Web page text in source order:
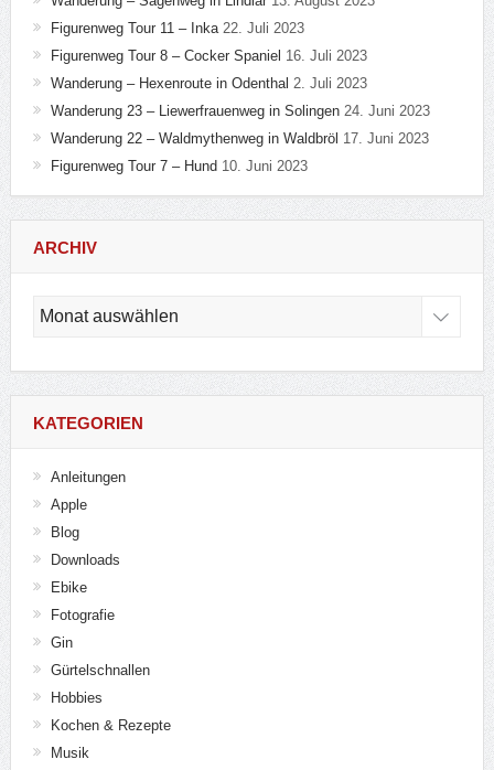
Figurenweg Tour 11 – Inka 22. Juli 2023
Figurenweg Tour 8 – Cocker Spaniel 16. Juli 2023
Wanderung – Hexenroute in Odenthal 2. Juli 2023
Wanderung 23 – Liewerfrauenweg in Solingen 24. Juni 2023
Wanderung 22 – Waldmythenweg in Waldbröl 17. Juni 2023
Figurenweg Tour 7 – Hund 10. Juni 2023
ARCHIV
KATEGORIEN
Anleitungen
Apple
Blog
Downloads
Ebike
Fotografie
Gin
Gürtelschnallen
Hobbies
Kochen & Rezepte
Musik